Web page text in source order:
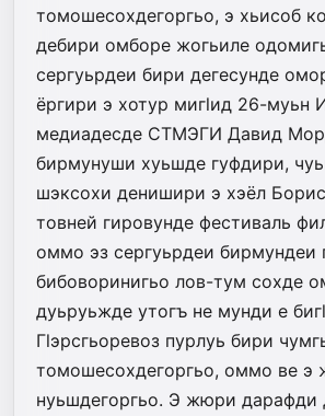
томошесохдегоргьо, э хьисоб
дебири омборе жогьиле
сергуьрдеи бири дегесунде
ёргири э хотур мигlид 26-муьн
медиадесде СТМЭГИ Давид
бирмунуши хуьшде гуфдири,
шэксохи денишири э хэёл
товней гировунде фестиваль
оммо эз сергуьрдеи бирмундеи
бибоворинигьо лов-тум сохде
дуьруьжде утогъ не мунди е
Гlэрсгьоревоз пурлуь бири
томошесохдегоргьо, оммо ве э
нуьшдегоргьо. Э жюри дарафди